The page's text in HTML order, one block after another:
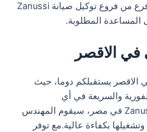
لمدة عام. يمكنك الاتصال بأي فرع من فروع توكيل صيانة Zanussi
المطلوبة.
الاقصر
الاقصر يستقبلكم دوما، حيث
والسريعة في أي
وقت.باستخدام أرقام صيانة Zanussi في مصر، سيقوم المهندس
بكفاءة عالية.مع توفر